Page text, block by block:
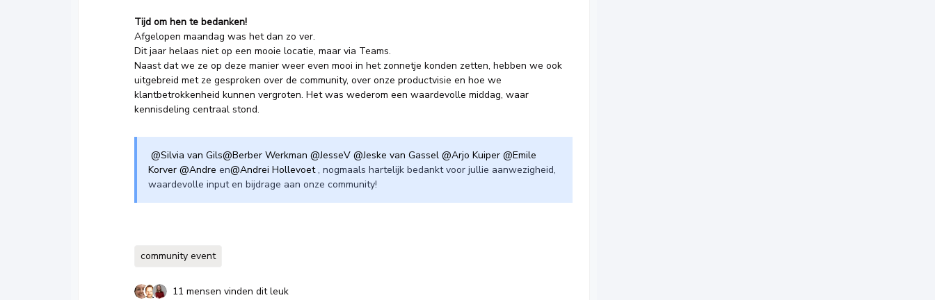
Tijd om hen te bedanken!
Afgelopen maandag was het dan zo ver.
Dit jaar helaas niet op een mooie locatie, maar via Teams.
Naast dat we ze op deze manier weer even mooi in het zonnetje konden zetten, hebben we ook
uitgebreid met ze gesproken over de community, over onze productvisie en hoe we
klantbetrokkenheid kunnen vergroten. Het was wederom een waardevolle middag, waar
kennisdeling centraal stond.
@Silvia van Gils@Berber Werkman @JesseV @Jeske van Gassel @Arjo Kuiper @Emile
Korver @Andre en@Andrei Hollevoet, nogmaals hartelijk bedankt voor jullie aanwezigheid,
waardevolle input en bijdrage aan onze community!
community event
11 mensen vinden dit leuk